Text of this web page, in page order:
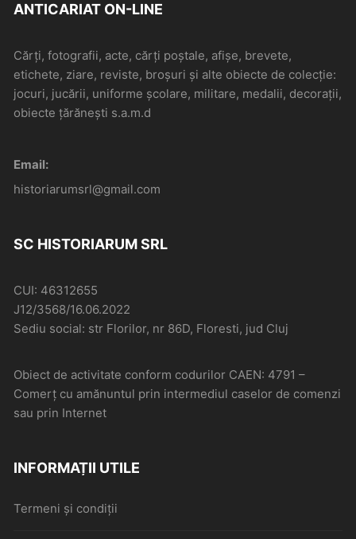
ANTICARIAT ON-LINE
Cărți, fotografii, acte, cărți poștale, afișe, brevete,
etichete, ziare, reviste, broșuri și alte obiecte de colecție:
jocuri, jucării, uniforme școlare, militare, medalii, decorații,
obiecte țărănești s.a.m.d
Email:
historiarumsrl@gmail.com
SC HISTORIARUM SRL
CUI: 46312655
J12/3568/16.06.2022
Sediu social: str Florilor, nr 86D, Floresti, jud Cluj
Obiect de activitate conform codurilor CAEN: 4791 –
Comerţ cu amănuntul prin intermediul caselor de comenzi
sau prin Internet
INFORMAȚII UTILE
Termeni și condiții